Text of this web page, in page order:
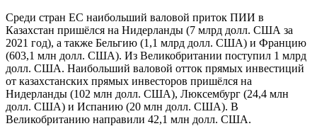
Среди стран ЕС наибольший валовой приток ПИИ в
Казахстан пришёлся на Нидерланды (7 млрд долл. США за
2021 год), а также Бельгию (1,1 млрд долл. США) и Францию
(603,1 млн долл. США). Из Великобритании поступил 1 млрд
долл. США. Наибольший валовой отток прямых инвестиций
от казахстанских прямых инвесторов пришёлся на
Нидерланды (102 млн долл. США), Люксембург (24,4 млн
долл. США) и Испанию (20 млн долл. США). В
Великобританию направили 42,1 млн долл. США.